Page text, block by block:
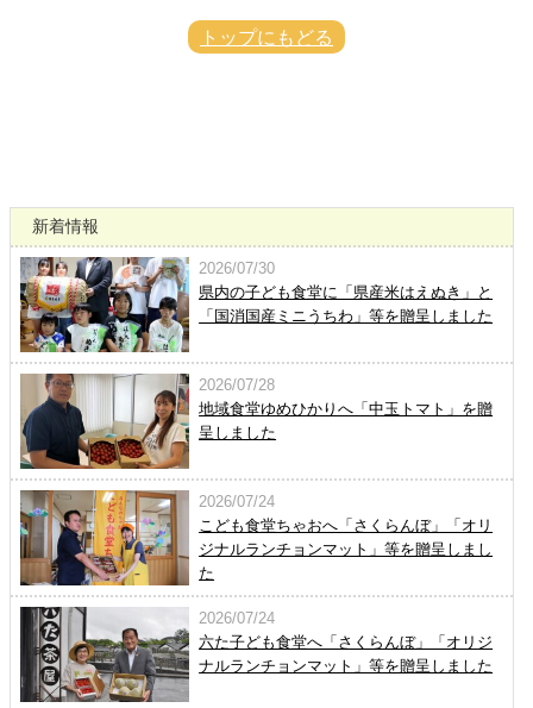
トップにもどる
新着情報
2026/07/30
県内の子ども食堂に「県産米はえぬき」と
「国消国産ミニうちわ」等を贈呈しました
2026/07/28
地域食堂ゆめひかりへ「中玉トマト」を贈
呈しました
2026/07/24
こども食堂ちゃおへ「さくらんぼ」「オリ
ジナルランチョンマット」等を贈呈しまし
た
2026/07/24
六た子ども食堂へ「さくらんぼ」「オリジ
ナルランチョンマット」等を贈呈しました